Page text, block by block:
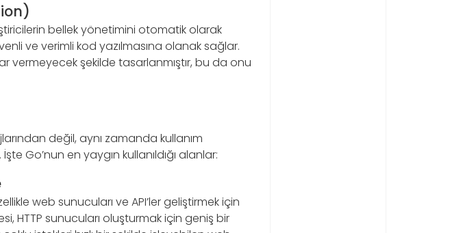
bellek yönetimini otomatik olarak
ve verimli kod yazılmasına olanak sağlar.
vermeyecek şekilde tasarlanmıştır, bu da onu
değil, aynı zamanda kullanım
Go’nun en yaygın kullanıldığı alanlar:
web sunucuları ve API’ler geliştirmek için
HTTP sunucuları oluşturmak için geniş bir